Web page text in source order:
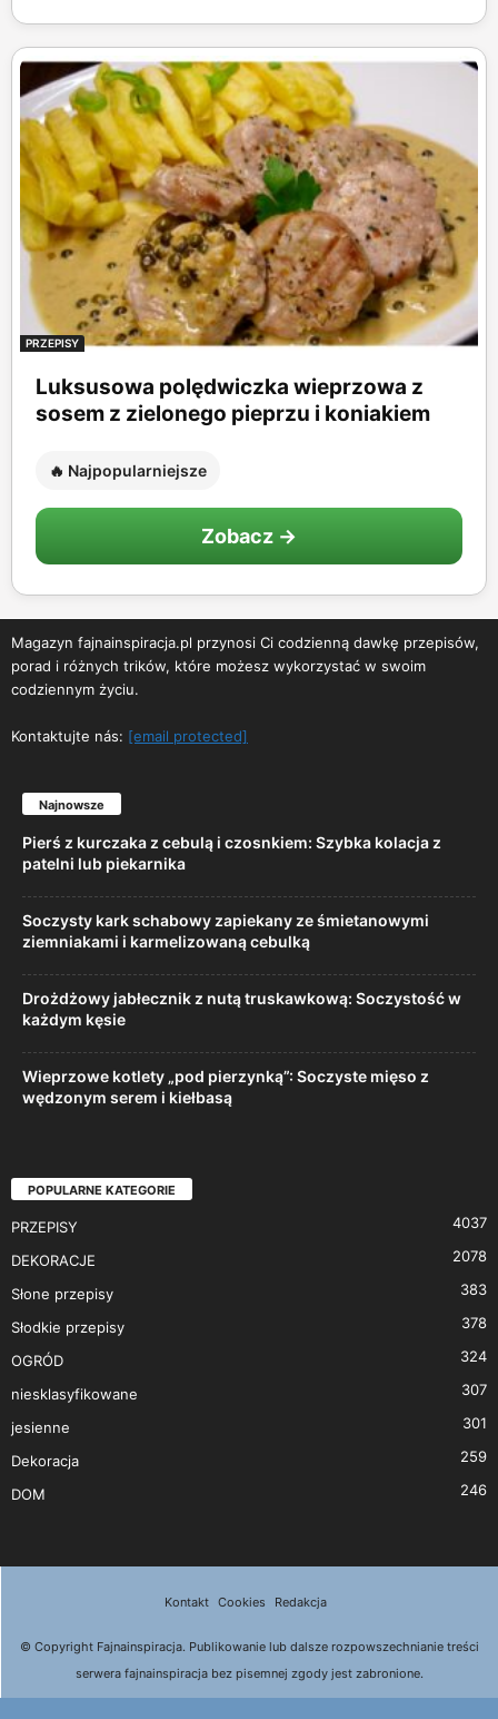
PRZEPISY
Luksusowa polędwiczka wieprzowa z
sosem z zielonego pieprzu i koniakiem
🔥 Najpopularniejsze
Zobacz →
Magazyn fajnainspiracja.pl przynosi Ci codzienną dawkę przepisów,
porad i różnych trików, które możesz wykorzystać w swoim
codziennym życiu.
Kontaktujte nás: [email protected]
Najnowsze
Pierś z kurczaka z cebulą i czosnkiem: Szybka kolacja z
patelni lub piekarnika
Soczysty kark schabowy zapiekany ze śmietanowymi
ziemniakami i karmelizowaną cebulką
Drożdżowy jabłecznik z nutą truskawkową: Soczystość w
każdym kęsie
Wieprzowe kotlety „pod pierzynką”: Soczyste mięso z
wędzonym serem i kiełbasą
POPULARNE KATEGORIE
PRZEPISY 4037
DEKORACJE 2078
Słone przepisy 383
Słodkie przepisy 378
OGRÓD 324
niesklasyfikowane 307
jesienne 301
Dekoracja 259
DOM 246
Kontakt Cookies Redakcja
© Copyright Fajnainspiracja. Publikowanie lub dalsze rozpowszechnianie treści
serwera fajnainspiracja bez pisemnej zgody jest zabronione.